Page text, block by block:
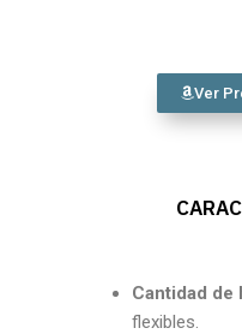
Ver
Cantidad de
flexibles.